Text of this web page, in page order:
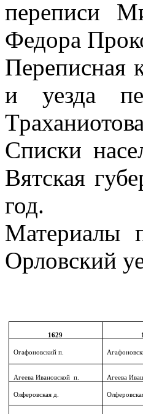
переписи
Федора
Переписная
и уезда
Списки
Вятская
год.
Материалы
Орловский
1629
Огафоновский п.
Агеева Ивановской п. Агеева
Олферовская д.